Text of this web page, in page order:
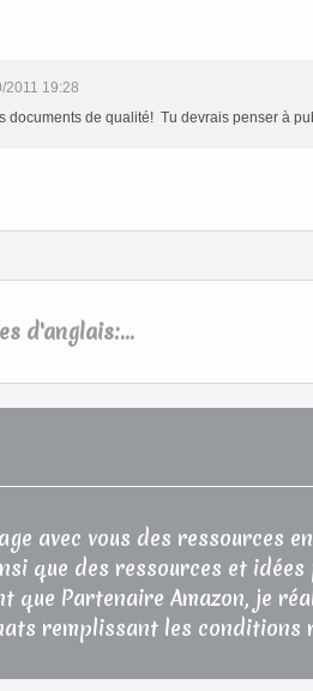
2011 19:28
documents de qualité! Tu devrais penser à
d'anglais:...
avec vous des ressources
que des ressources et
que Partenaire Amazon, je
remplissant les conditions